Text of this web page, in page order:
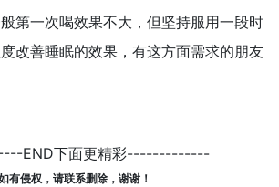
第一次喝效果不大，但坚持服用一段时
改善睡眠的效果，有这方面需求的朋友
END下面更精彩-------------
有侵权，请联系删除，谢谢！